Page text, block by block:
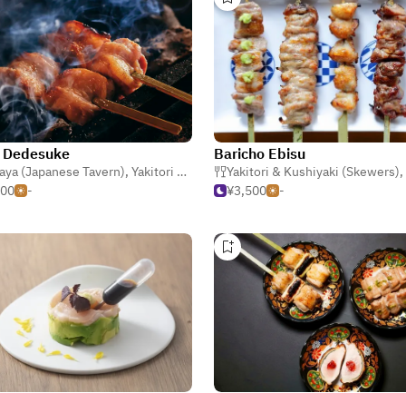
(Japanese Tavern), Yakitori & Kushiyaki (Skewers) ,Ramen
-
Baricho Ebisu
Yakitori & Kushiyaki (Skewers),
¥3,500
-